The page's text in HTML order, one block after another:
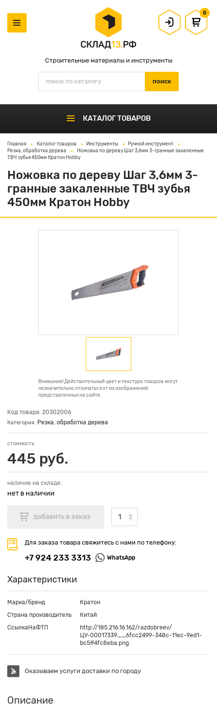
Строительные материалы и инструменты
0
КАТАЛОГ ТОВАРОВ
Главная Каталог товаров Инструменты
Ручной инструмент
Резка, обработка дерева
Ножовка по дереву Шаг 3,6мм 3-гранные закаленные
ТВЧ зубья 450мм Кратон Hobby
Ножовка по дереву Шаг 3,6мм 3-
гранные закаленные ТВЧ зубья
450мм Кратон Hobby
Внимание! Действительный цвет и текстура товаров могут
незначительно отличаться от их изображений,
представленных на сайте.
Код товара: 20302006
Категория: Резка, обработка дерева
стоимость:
445 руб.
наличие на складе:
нет в наличии
Для заказа товара свяжитесь с нами по телефону:
+7 924 233 3313 WhatsApp
Характеристики
Марка/бренд
Кратон
Страна производитель
Китай
СсылкаНаФТП
http://185.216.16.162/razdobreev/
ЦУ-00017339__6fcc2499-348c-11ec-9ed1-
bc5ff4fc8eba.png
Оказываем услуги доставки по городу
Описание